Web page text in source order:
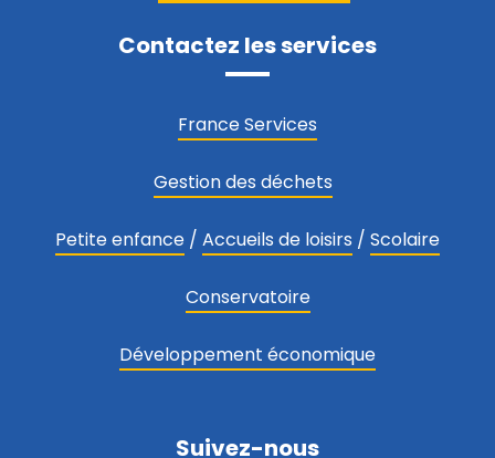
Contactez les services
France Services
Gestion des déchets
Petite enfance / Accueils de loisirs / Scolaire
Conservatoire
Développement économique
Suivez-nous